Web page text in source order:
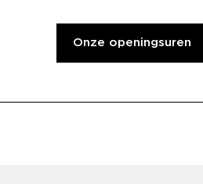
Onze openingsuren